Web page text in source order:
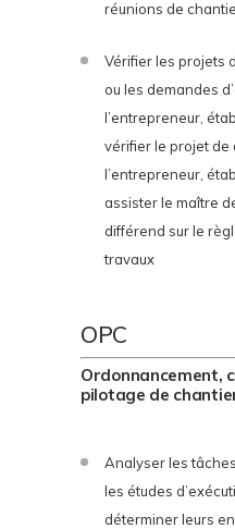
réunions de
Vérifier les projets
ou les demandes
l’entrepreneur,
vérifier le projet de
l’entrepreneur,
assister le maître
différend sur le
travaux
OPC
Ordonnancement,
pilotage de
Analyser les
les études
déterminer leurs